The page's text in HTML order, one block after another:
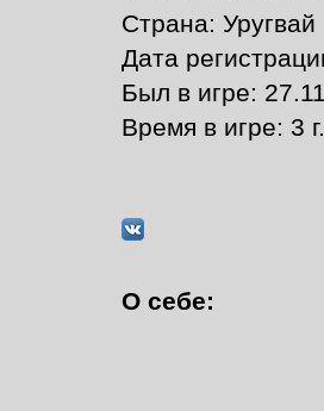
Страна: Уругвай
Дата
Был в игре:
Время в игре: 3
О себе: